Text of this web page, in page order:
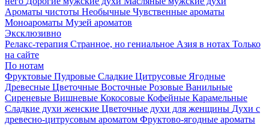
Ароматы чистоты Необычные Чувственные ароматы
Моноароматы Музей ароматов
Эксклюзивно
Релакс-терапия Странное, но гениальное Азия в нотах Только
на сайте
По нотам
Фруктовые Пудровые Сладкие Цитрусовые Ягодные
Древесные Цветочные Восточные Розовые Ванильные
Сиреневые Вишневые Кокосовые Кофейные Карамельные
Сладкие духи женские Цветочные духи для женщины Духи с
древесно-цитрусовым ароматом Фруктово-ягодные ароматы